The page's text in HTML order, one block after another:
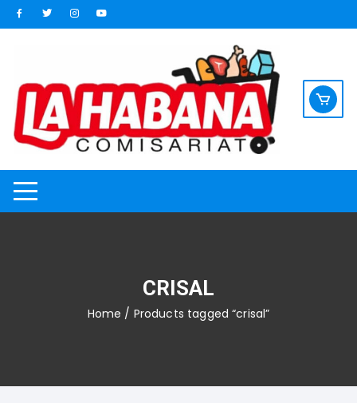
Saltar
al
CRISAL
Home / Products tagged “crisal”